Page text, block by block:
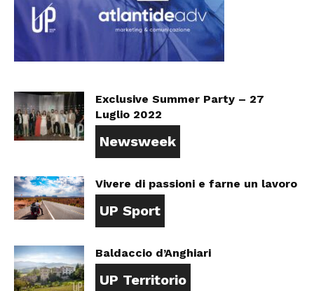
Exclusive Summer Party – 27
Luglio 2022
Newsweek
Vivere di passioni e farne un lavoro
UP Sport
Baldaccio d’Anghiari
UP Territorio